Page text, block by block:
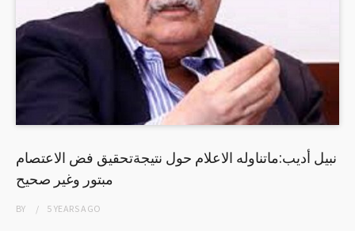
نبيل أديب:ماتناوله الاعلام حول نتيجةتحقيق فض الاعتصام
مبتور وغير صحيح
BY 5 YEARSAGO